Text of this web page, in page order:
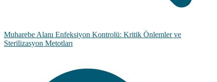
Muharebe Alanı Enfeksiyon Kontrolü: Kritik Önlemler ve
Sterilizasyon Metotları